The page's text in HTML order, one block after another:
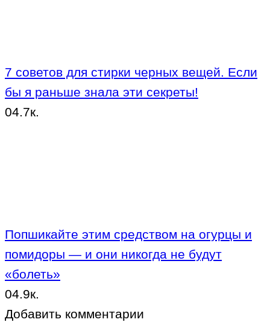
7 советов для стирки черных вещей. Если
бы я раньше знала эти секреты!
04.7к.
Попшикайте этим средством на огурцы и
помидоры — и они никогда не будут
«болеть»
04.9к.
Добавить комментарии